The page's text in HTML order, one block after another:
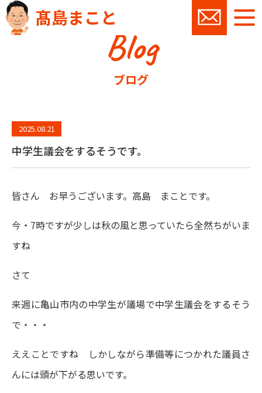
髙島まこと
Blog
ブログ
2025.08.21
中学生議会をするそうです。
皆さん お早うございます。高島 まことです。
今・7時ですが少しは秋の風と思っていたら全然ちがいま
すね
さて
来週に亀山市内の中学生が議場で中学生議会をするそう
で・・・
ええことですね しかしながら準備等につかれた議員さ
んには頭が下がる思いです。